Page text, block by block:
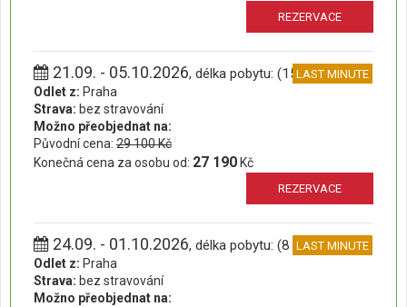
REZERVACE
21.09. - 05.10.2026, délka pobytu: (15 dní)LAST MINUTE
Odlet z: Praha
Strava: bez stravování
Možno přeobjednat na:
Původní cena: 29 100 Kč
Konečná cena za osobu od: 27 190 Kč
REZERVACE
24.09. - 01.10.2026, délka pobytu: (8 dní)LAST MINUTE
Odlet z: Praha
Strava: bez stravování
Možno přeobjednat na: